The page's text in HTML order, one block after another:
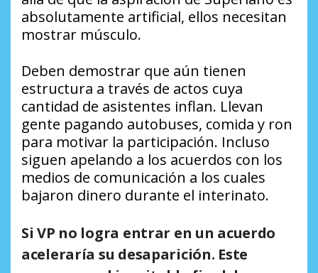
absolutamente artificial, ellos necesitan
mostrar músculo.
Deben demostrar que aún tienen
estructura a través de actos cuya
cantidad de asistentes inflan. Llevan
gente pagando autobuses, comida y ron
para motivar la participación. Incluso
siguen apelando a los acuerdos con los
medios de comunicación a los cuales
bajaron dinero durante el interinato.
Si VP no logra entrar en un acuerdo
aceleraría su desaparición. Este